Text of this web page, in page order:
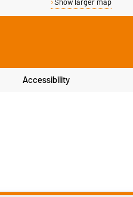
Accessibility